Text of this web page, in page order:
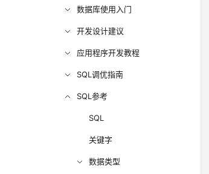
数据库使用入门
开发设计建议
应用程序开发教程
SQL调优指南
SQL参考
SQL
关键字
数据类型